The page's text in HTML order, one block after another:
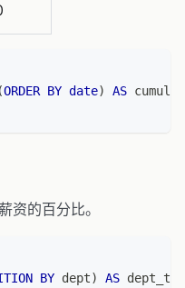
(ORDER BY date) AS
资的百分比。
BY dept) AS